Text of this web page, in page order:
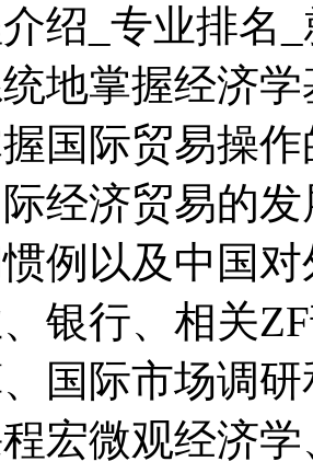
绍_专业排名
地掌握经济
国际贸易操
经济贸易的
例以及中国
银行、相关
国际市场调
宏微观经济